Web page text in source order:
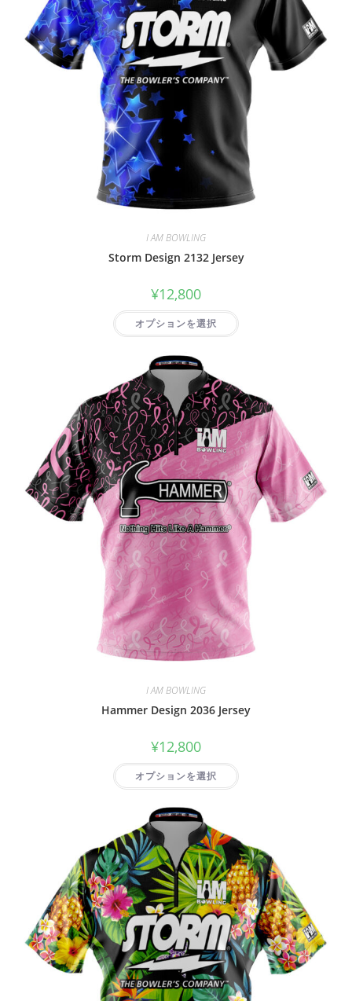
I AM BOWLING
Storm Design 2132 Jersey
¥12,800
オプションを選択
I AM BOWLING
Hammer Design 2036 Jersey
¥12,800
オプションを選択